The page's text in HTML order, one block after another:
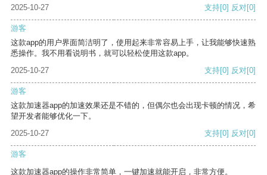
2025-10-27 支持[0] 反对[0]
游客
这款app的用户界面简洁明了，使用起来非常容易上手，让我能够快速熟
悉操作。我不用看说明书，就可以轻松使用这款app。
2025-10-27
支持[0] 反对[0]
游客
这款加速器app的加速效果还是不错的，但偶尔也会出现卡顿的情况，希
望开发者能够优化一下。
2025-10-27
支持[0] 反对[0]
游客
这款加速器app的操作非常简单，一键加速就能开启，非常方便。